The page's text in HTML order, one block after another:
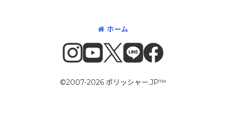
ホーム
©2007-2026 ポリッシャー.JP™